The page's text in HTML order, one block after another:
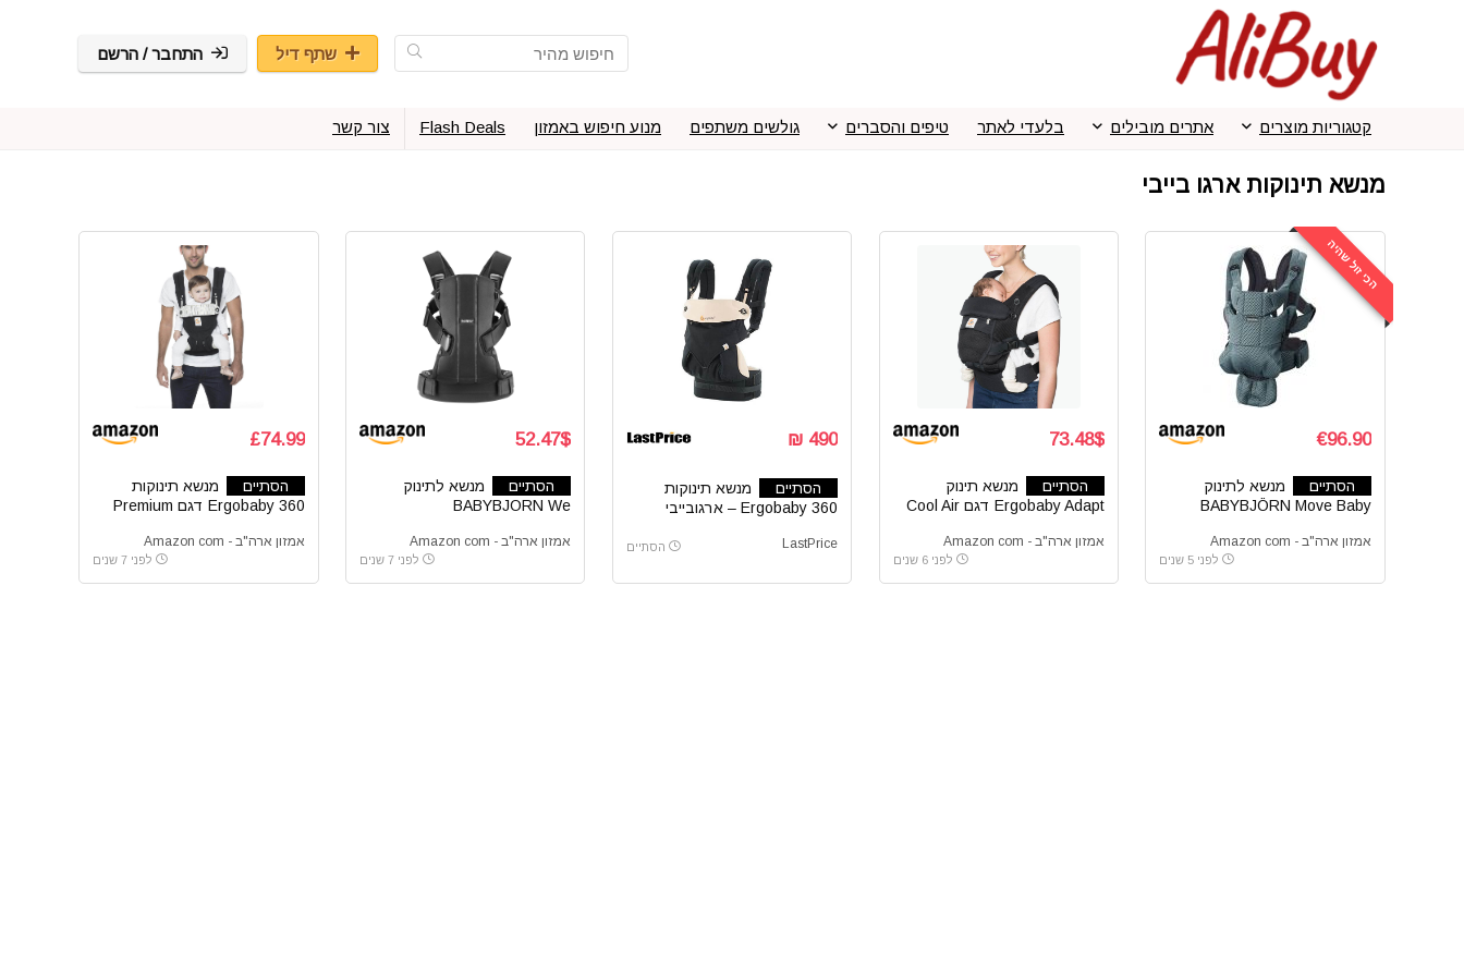
שתף דיל התחבר / הרשם
קטגוריות מוצרים אתרים מובילים בלעדי לאתר טיפים והסברים גולשים משתפים מנוע חיפוש באמזון Flash Deals צור קשר
מנשא תינוקות ארגו בייבי
הכי זול שהיה
€96.90
הסתיים
מנשא לתינוק
BABYBJÖRN Move Baby
אמזון ארה"ב - Amazon com
לפני 5 שנים
73.48$
הסתיים
מנשא תינוק
Ergobaby Adapt דגם Cool Air
אמזון ארה"ב - Amazon com
לפני 6 שנים
490 ₪
הסתיים
מנשא תינוקות
Ergobaby 360 – ארגובייבי
LastPrice הסתיים
52.47$
הסתיים
מנשא לתינוק
BABYBJORN We
אמזון ארה"ב - Amazon com
לפני 7 שנים
£74.99
הסתיים
מנשא תינוקות
Ergobaby 360 דגם Premium
אמזון ארה"ב - Amazon com
לפני 7 שנים